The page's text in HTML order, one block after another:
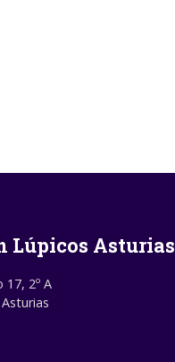
Lúpicos Asturias
2º A